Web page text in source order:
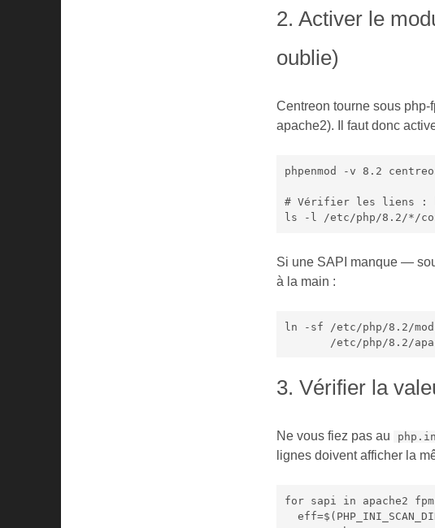
2. Activer le
oublie)
Centreon tourne sous
apache2). Il faut donc
phpenmod -v 8.2
# Vérifier les liens :
ls -l /etc/php/8.2/*/
Si une SAPI manque —
à la main :
ln -sf /etc/php/8.2/
/etc/php/
3. Vérifier la
Ne vous fiez pas au
lignes doivent afficher la
for sapi in apache2